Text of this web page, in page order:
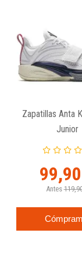
Zapatillas Anta
Junior
Antes